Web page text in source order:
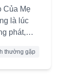
Của Mẹ
là lúc
phát,
thường gặp